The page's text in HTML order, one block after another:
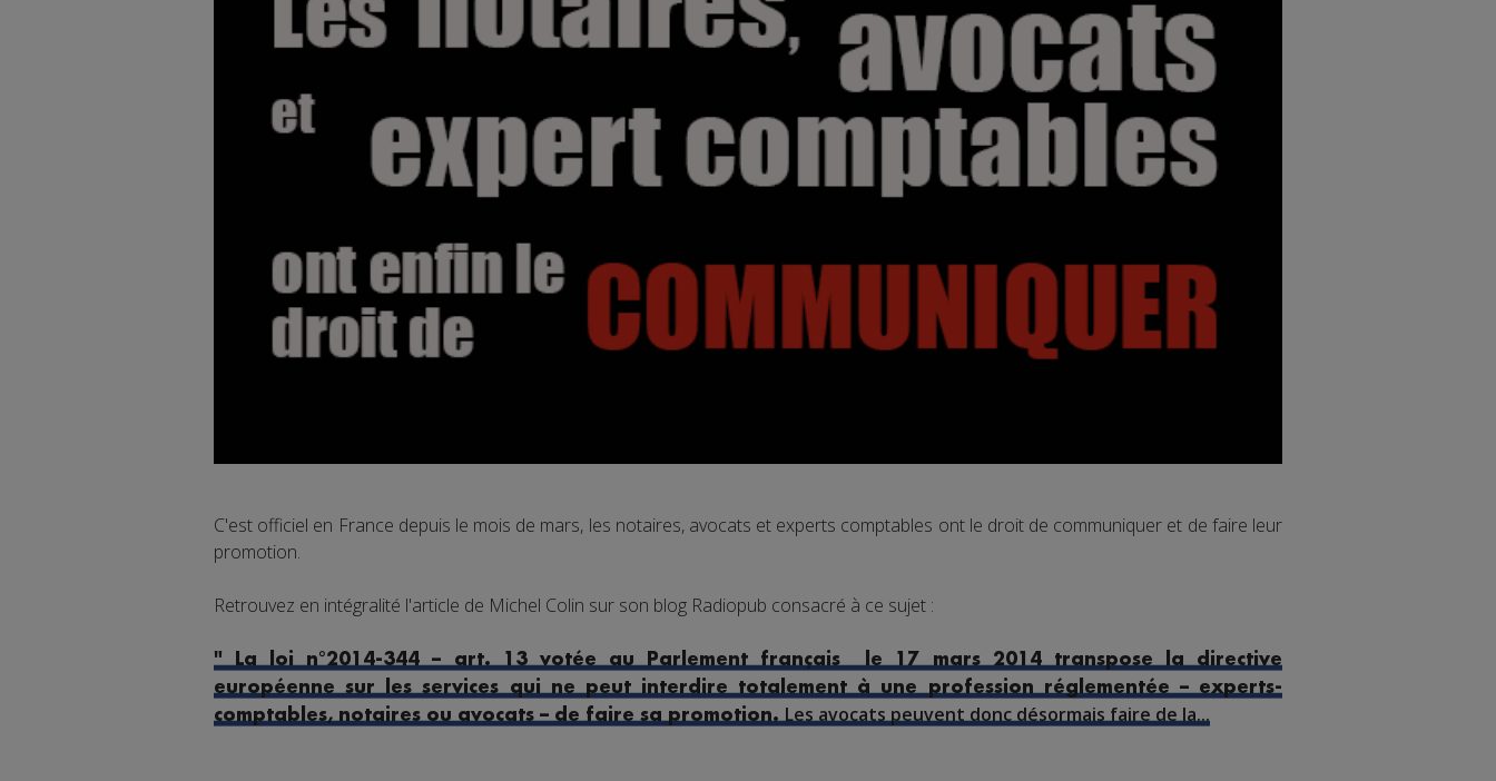
C'est officiel en France depuis le mois de mars, les notaires, avocats et experts comptables ont le droit de communiquer et de faire leur
promotion.
Retrouvez en intégralité l'article de Michel Colin sur son blog Radiopub consacré à ce sujet :
" La loi n°2014-344 – art. 13 votée au Parlement français le 17 mars 2014 transpose la directive
européenne sur les services qui ne peut interdire totalement à une profession réglementée – experts-
comptables, notaires ou avocats – de faire sa promotion.Les avocats peuvent donc désormais faire de la...